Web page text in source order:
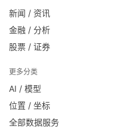
新闻 / 资讯
金融 / 分析
股票 / 证券
更多分类
AI / 模型
位置 / 坐标
全部数据服务